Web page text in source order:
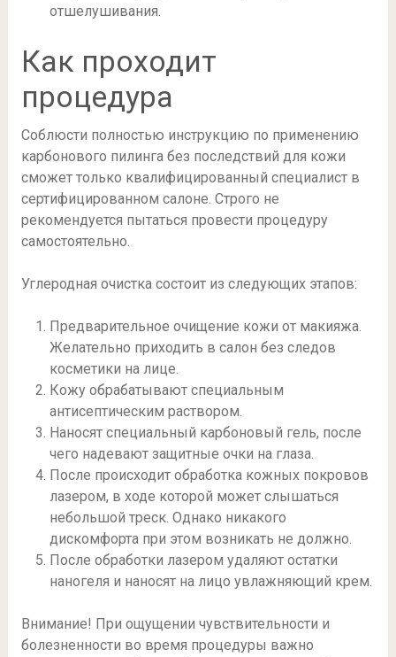
отшелушивания.
Как проходит
процедура
Соблюсти полностью инструкцию по применению
карбонового пилинга без последствий для кожи
сможет только квалифицированный специалист в
сертифицированном салоне. Строго не
рекомендуется пытаться провести процедуру
самостоятельно.
Углеродная очистка состоит из следующих этапов:
Предварительное очищение кожи от макияжа.
Желательно приходить в салон без следов
косметики на лице.
Кожу обрабатывают специальным
антисептическим раствором.
Наносят специальный карбоновый гель, после
чего надевают защитные очки на глаза.
После происходит обработка кожных покровов
лазером, в ходе которой может слышаться
небольшой треск. Однако никакого
дискомфорта при этом возникать не должно.
После обработки лазером удаляют остатки
наногеля и наносят на лицо увлажняющий крем.
Внимание! При ощущении чувствительности и
болезненности во время процедуры важно